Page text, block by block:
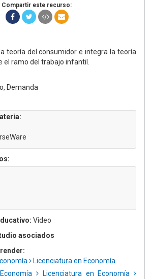
Compartir este recurso:
teoría del consumidor e integra la teoría
el ramo del trabajo infantil.
Demanda
Video
asociados
Licenciatura en Economía
Licenciatura en Economía